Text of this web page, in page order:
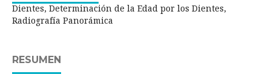
Dientes, Determinación de la Edad por los Dientes,
Radiografía Panorámica
RESUMEN